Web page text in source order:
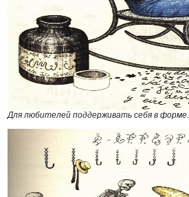
Для любителей поддерживать себя в форме.